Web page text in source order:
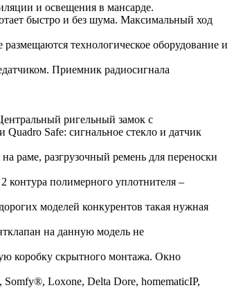
и освещения в мансарде.
быстро и без шума. Максимальный ход
технологическое оборудование и
Приемник радиосигнала
ригельный замок с
Safe: сигнальное стекло и датчик
раме, разгрузочный ремень для переноски
контура полимерного уплотнителя –
моделей конкурентов такая нужная
на данную модель не
коробку скрытного монтажа. Окно
Loxone, Delta Dore, homematicIP,